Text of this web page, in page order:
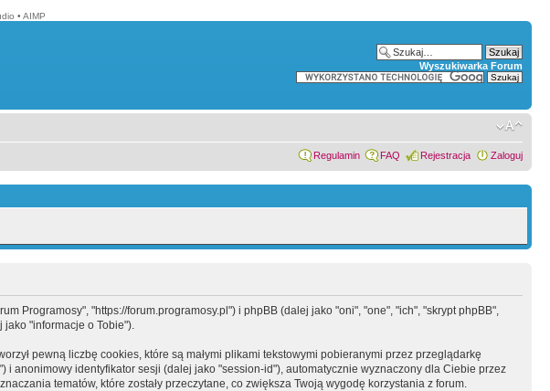
• AIMP
Wyszukiwarka Forum
Regulamin FAQ Rejestracja Zaloguj
Programosy", "https://forum.programosy.pl") i phpBB (dalej jako "oni", "one", "ich", "skrypt phpBB",
"informacje o Tobie").
pewną liczbę cookies, które są małymi plikami tekstowymi pobieranymi przez przeglądarkę
anonimowy identyfikator sesji (dalej jako "session-id"), automatycznie wyznaczony dla Ciebie przez
tematów, które zostały przeczytane, co zwiększa Twoją wygodę korzystania z forum.